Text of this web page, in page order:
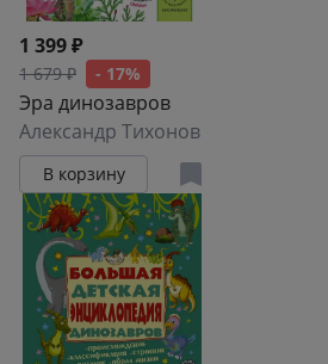
1 399 ₽
1 679 ₽ - 17%
Эра динозавров
Александр Тихонов
В корзину